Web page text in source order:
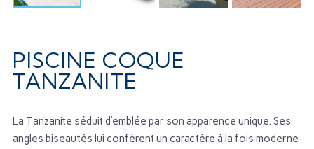
PISCINE COQUE
TANZANITE
La Tanzanite séduit d’emblée par son apparence unique. Ses
angles biseautés lui confèrent un caractère à la fois moderne